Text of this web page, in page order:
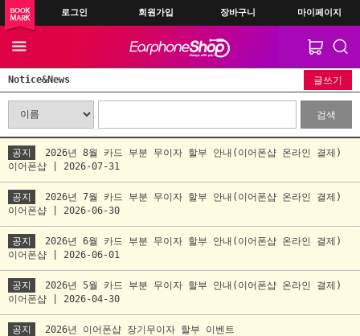
로그인 회원가입 장바구니 마이페이지
Notice&News 글쓰기
검색
공지
2026년 8월 카드 부분 무이자 할부 안내(이어폰샵 온라인 결제)
이어폰샵 | 2026-07-31
공지
2026년 7월 카드 부분 무이자 할부 안내(이어폰샵 온라인 결제)
이어폰샵 | 2026-06-30
공지
2026년 6월 카드 부분 무이자 할부 안내(이어폰샵 온라인 결제)
이어폰샵 | 2026-06-01
공지
2026년 5월 카드 부분 무이자 할부 안내(이어폰샵 온라인 결제)
이어폰샵 | 2026-04-30
공지
2026년 이어폰샵 장기무이자 할부 이벤트